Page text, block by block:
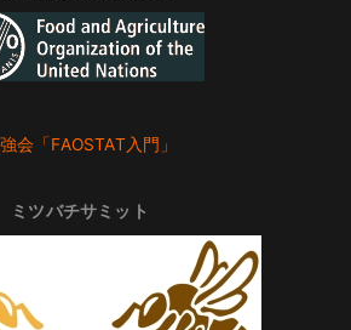
会「FAOSTAT入門」
ミツバチサミット